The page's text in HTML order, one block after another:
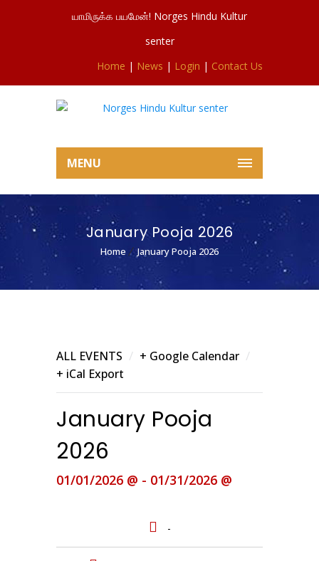
யாமிருக்க பயமேன்! Norges Hindu Kultur
senter
Home | News | Login | Contact Us
MENU
January Pooja 2026
Home January Pooja 2026
ALL EVENTS / + Google Calendar /
+ iCal Export
January Pooja
2026
01/01/2026 @ - 01/31/2026 @
-